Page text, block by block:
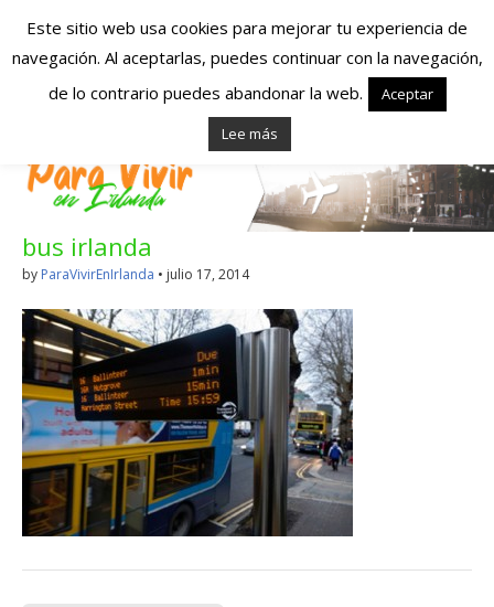
Españoles en
Irlanda – Vivir en
Irlanda – Trabajo
en Irlanda –
Alojamiento en
Irlanda
Blog dedicado a los que viven, estudian y trabajan en
Irlanda!
bus irlanda
by ParaVivirEnIrlanda • julio 17, 2014
Este sitio web usa cookies para mejorar tu experiencia de
navegación. Al aceptarlas, puedes continuar con la navegación,
de lo contrario puedes abandonar la web.
Aceptar
Lee más